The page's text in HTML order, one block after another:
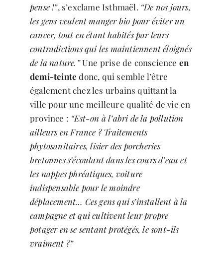
pense !”, s’exclame Isthmaël. “De nos jours,
les gens veulent manger bio pour éviter un
cancer, tout en étant habités par leurs
contradictions qui les maintiennent éloignés
de la nature.”Une prise de conscience en
demi-teinte donc, qui semble l’être
également chez les urbains quittant la
ville pour une meilleure qualité de vie en
province : “Est-on à l’abri de la pollution
ailleurs en France ? Traitements
phytosanitaires, lisier des porcheries
bretonnes s’écoulant dans les cours d’eau et
les nappes phréatiques, voiture
indispensable pour le moindre
déplacement… Ces gens qui s’installent à la
campagne et qui cultivent leur propre
potager en se sentant protégés, le sont-ils
vraiment ?”